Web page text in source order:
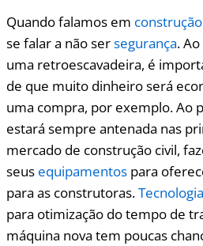
Quando falamos em
se falar a não sersegurança.
uma retroescavadeira, é
de que muito dinheiro será
uma compra, por exemplo. Ao
estará sempre antenada nas
mercado de construção civil,
seus equipamentos para
para as construtoras.
para otimização do tempo de
máquina nova tem poucas